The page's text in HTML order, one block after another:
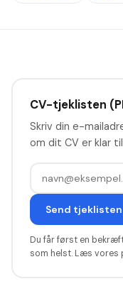
CV-tjeklisten
Skriv din e-
om dit CV er klar
Send tjeklisten
Du får først en
som helst. Læs vores